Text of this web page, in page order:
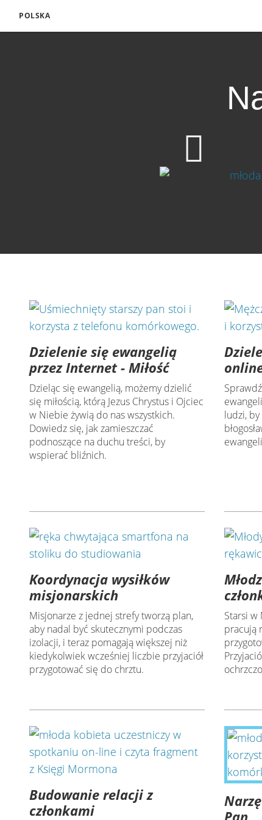
POLSKA
Dzielenie się ewangelią
przez Internet - Miłość
Dzieląc się ewangelią, możemy dzielić
się miłością, którą Jezus Chrystus i Ojciec
w Niebie żywią do nas wszystkich.
Dowiedz się, jak zamieszczać
podnoszące na duchu treści, by
wspierać bliźnich.
ludzi,
Koordynacja wysiłków
misjonarskich
Misjonarze z jednej strefy tworzą plan,
aby nadal być skutecznymi podczas
izolacji, i teraz pomagają większej niż
kiedykolwiek wcześniej liczbie przyjaciół
przygotować się do chrztu.
Starsi
pracują
Budowanie relacji z
członkami